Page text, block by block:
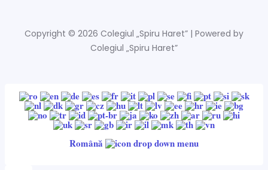
Copyright © 2026 Colegiul „Spiru Haret” | Powered by
Colegiul „Spiru Haret”
Română